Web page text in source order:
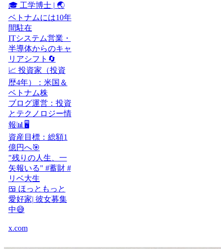
🎓 工学博士 | 🌏
ベトナムには10年
間駐在
ITシステム営業・
半導体からのキャ
リアシフト🔄
📈 投資家（投資
歴4年）：米国＆
ベトナム株
ブログ運営：投資
とテクノロジー情
報📊🖥️
資産目標：総額1
億円へ🎯
"残りの人生、一
矢報いる" #蓄財 #
リベ大生
🍱 ほっともっと
愛好家| 彼女募集
中😅
x.com